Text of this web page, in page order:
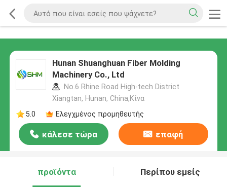
Hunan Shuanghuan Fiber Molding
Machinery Co., Ltd
No.6 Rhine Road High-tech District
Xiangtan, Hunan, China,Κίνα
5.0
Ελεγχμένος προμηθευτής
κάλεσε τώρα επαφή
προϊόντα Περίπου εμείς